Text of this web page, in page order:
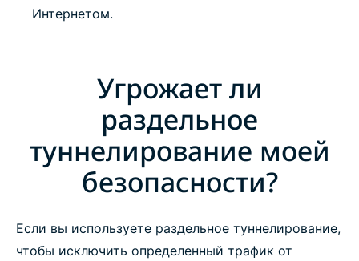
What people are saying about ExpressVPN
Try split tunneling risk-free with ExpressVPN
Интернетом.
Угрожает ли
раздельное
туннелирование моей
безопасности?
Если вы используете раздельное туннелирование,
чтобы исключить определенный трафик от